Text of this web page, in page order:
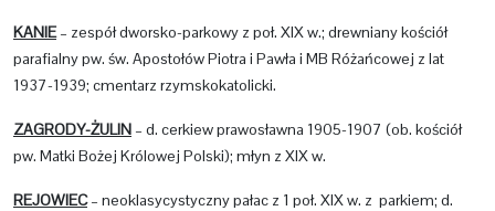
KANIE– zespół dworsko-parkowy z poł. XIX w.; drewniany kościół
parafialny pw. św. Apostołów Piotra i Pawła i MB Różańcowej z lat
1937-1939; cmentarz rzymskokatolicki.
ZAGRODY-ŻULIN – d. cerkiew prawosławna 1905-1907 (ob. kościół
pw. Matki Bożej Królowej Polski); młyn z XIX w.
REJOWIEC– neoklasycystyczny pałac z 1 poł. XIX w. z parkiem; d.